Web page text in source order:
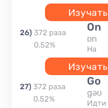
Изучать
26) 372 раза
0.52%
on
ɒn
на
Изучать
27) 372 раза
0.52%
go
gəʊ
идти